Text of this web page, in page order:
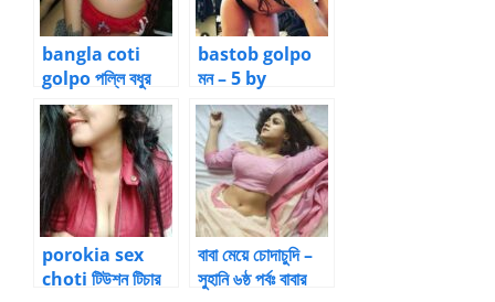
bangla coti
golpo পল্লি বধুর
চোদন কাহিনি 15 by
Kanizhaque
bastob golpo
মন – 5 by
nandanadas
porokia sex
choti টিউশন টিচার
বাবা মেয়ে চোদাচুদি –
সুহানি ৬ষ্ঠ পর্বঃ বাবার